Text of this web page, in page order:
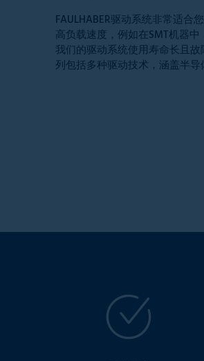
FAULHABER驱动系统非常适
高负载速度，例如在SMT机器中
我们的驱动系统使用寿命长且
列包括多种驱动技术，涵盖半导